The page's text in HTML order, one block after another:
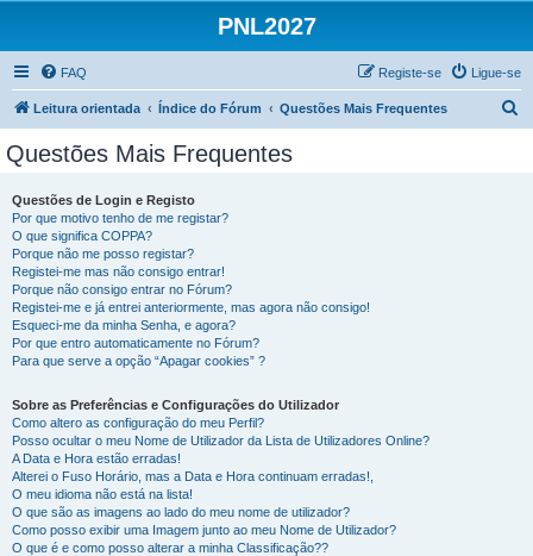
PNL2027
FAQ Ligue-se
Registe-se
Leitura orientada Índice do Fórum Questões Mais Frequentes
Questões Mais Frequentes
Questões de Login e Registo
Por que motivo tenho de me registar?
O que significa COPPA?
Porque não me posso registar?
Registei-me mas não consigo entrar!
Porque não consigo entrar no Fórum?
Registei-me e já entrei anteriormente, mas agora não consigo!
Esqueci-me da minha Senha, e agora?
Por que entro automaticamente no Fórum?
Para que serve a opção “Apagar cookies” ?
Sobre as Preferências e Configurações do Utilizador
Como altero as configuração do meu Perfil?
Posso ocultar o meu Nome de Utilizador da Lista de Utilizadores Online?
A Data e Hora estão erradas!
Alterei o Fuso Horário, mas a Data e Hora continuam erradas!,
O meu idioma não está na lista!
O que são as imagens ao lado do meu nome de utilizador?
Como posso exibir uma Imagem junto ao meu Nome de Utilizador?
O que é e como posso alterar a minha Classificação??